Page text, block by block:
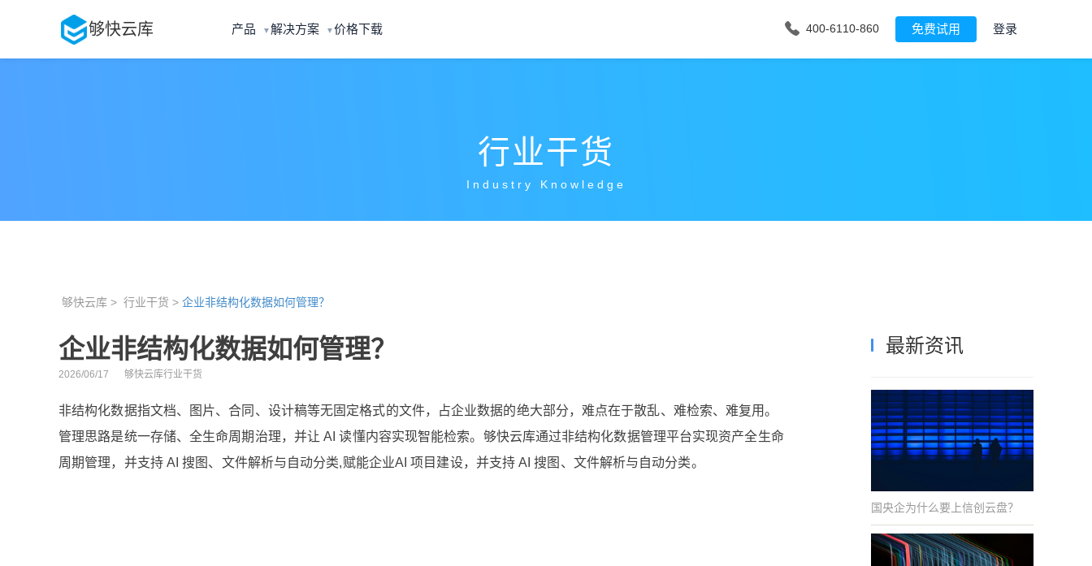
够快云库 产品 ▼解决方案 ▼价格下载 400-6110-860 免费试用 登录
行业干货
Industry Knowledge
够快云库 > 行业干货 > 企业非结构化数据如何管理？
企业非结构化数据如何管理？
2026/06/17 够快云库行业干货
非结构化数据指文档、图片、合同、设计稿等无固定格式的文件，占企业数据的绝大部分，难点在于散乱、难检索、难复用。
管理思路是统一存储、全生命周期治理，并让 AI 读懂内容实现智能检索。够快云库通过非结构化数据管理平台实现资产全生命
周期管理，并支持 AI 搜图、文件解析与自动分类,赋能企业AI 项目建设，并支持 AI 搜图、文件解析与自动分类。
最新资讯
国央企为什么要上信创云盘？